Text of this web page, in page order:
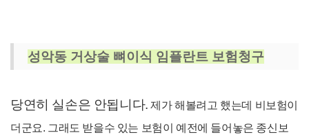
성악동 거상술 뼈이식 임플란트 보험청구
당연히 실손은 안됩니다. 제가 해볼려고 했는데 비보험이
더군요. 그래도 받을수 있는 보험이 예전에 들어놓은 종신보